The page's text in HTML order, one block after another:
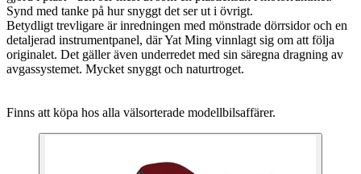
Synd med tanke på hur snyggt det ser ut i övrigt.
Betydligt trevligare är inredningen med mönstrade dörrsidor och en
detaljerad instrumentpanel, där Yat Ming vinnlagt sig om att följa
originalet. Det gäller även underredet med sin säregna dragning av
avgassystemet. Mycket snyggt och naturtroget.
Finns att köpa hos alla välsorterade modellbilsaffärer.